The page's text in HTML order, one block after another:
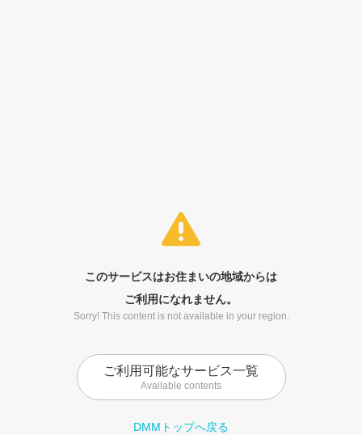
このサービスはお住まいの地域からは
ご利用になれません。
Sorry! This content is not available in your region.
ご利用可能なサービス一覧
Available contents
DMMトップへ戻る